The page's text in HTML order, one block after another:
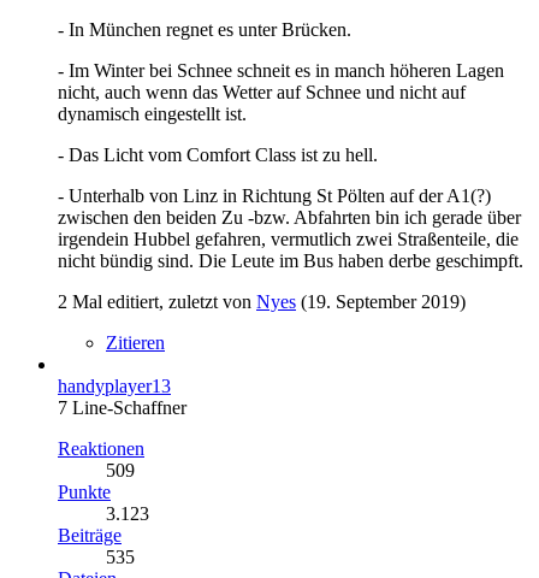
- In München regnet es unter Brücken.
- Im Winter bei Schnee schneit es in manch höheren Lagen
nicht, auch wenn das Wetter auf Schnee und nicht auf
dynamisch eingestellt ist.
- Das Licht vom Comfort Class ist zu hell.
- Unterhalb von Linz in Richtung St Pölten auf der A1(?)
zwischen den beiden Zu -bzw. Abfahrten bin ich gerade über
irgendein Hubbel gefahren, vermutlich zwei Straßenteile, die
nicht bündig sind. Die Leute im Bus haben derbe geschimpft.
2 Mal editiert, zuletzt von Nyes (19. September 2019)
Zitieren
handyplayer13
7 Line-Schaffner
Reaktionen
509
Punkte
3.123
Beiträge
535